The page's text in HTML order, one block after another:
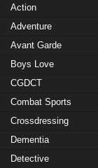
Action
Adventure
Avant Garde
Boys Love
CGDCT
Combat Sports
Crossdressing
Dementia
Detective